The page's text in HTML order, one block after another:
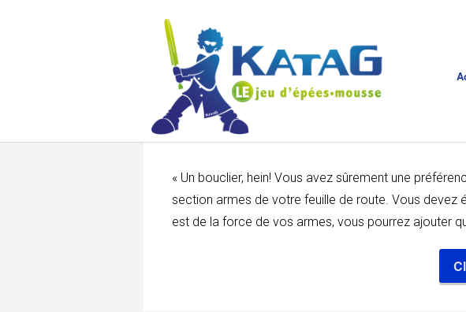
« Un bouclier, hein! Vous avez sûrement une
section armes de votre feuille de route. Vous devez
est de la force de vos armes, vous pourrez ajouter